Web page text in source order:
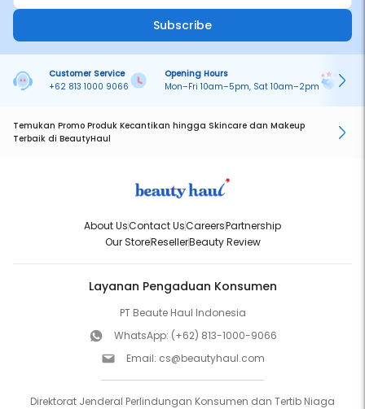
Subscribe
Customer Service
+62 813 1000 9066
Opening Hours
Mon–Fri 10am–5pm, Sat 10am–2pm
Temukan Promo Produk Kecantikan hingga Skincare dan Makeup
Terbaik di BeautyHaul
About UsContact UsCareersPartnership
Our StoreResellerBeauty Review
Layanan Pengaduan Konsumen
PT Beaute Haul Indonesia
WhatsApp: (+62) 813-1000-9066
Email: cs@beautyhaul.com
Direktorat Jenderal Perlindungan Konsumen dan Tertib Niaga